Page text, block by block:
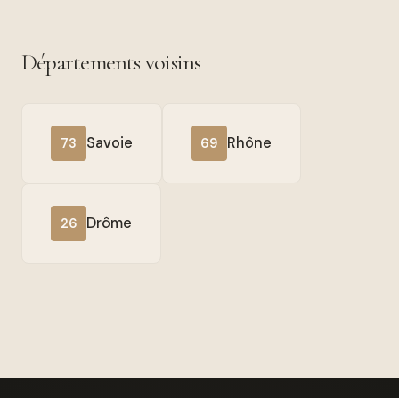
Départements voisins
73 Savoie 69 Rhône
26 Drôme